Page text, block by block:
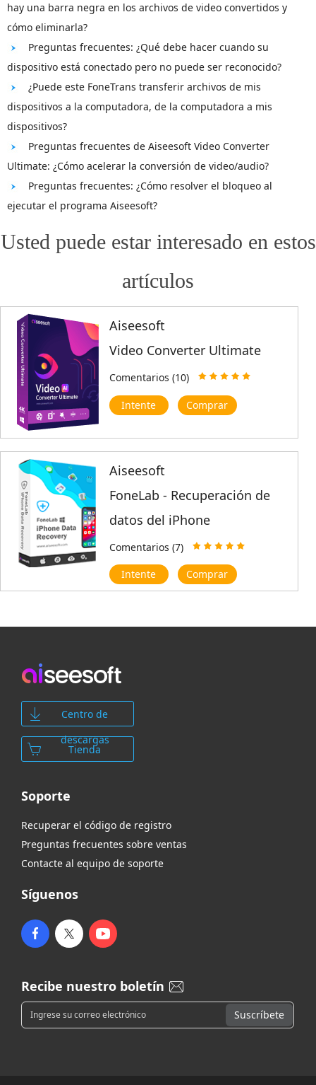
hay una barra negra en los archivos de video convertidos y
cómo eliminarla?
Preguntas frecuentes: ¿Qué debe hacer cuando su
dispositivo está conectado pero no puede ser reconocido?
¿Puede este FoneTrans transferir archivos de mis
dispositivos a la computadora, de la computadora a mis
dispositivos?
Preguntas frecuentes de Aiseesoft Video Converter
Ultimate: ¿Cómo acelerar la conversión de video/audio?
Preguntas frecuentes: ¿Cómo resolver el bloqueo al
ejecutar el programa Aiseesoft?
Usted puede estar interesado en estos
artículos
Aiseesoft
Video Converter Ultimate
Comentarios (10)
Intente Comprar
Aiseesoft
FoneLab - Recuperación de
datos del iPhone
Comentarios (7)
Intente Comprar
Centro de
descargas
Tienda
Soporte
Recuperar el código de registro
Preguntas frecuentes sobre ventas
Contacte al equipo de soporte
Síguenos
Recibe nuestro boletín